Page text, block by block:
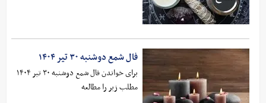
فال شمع دوشنبه ۳۰ تیر ۱۴۰۴
برای خواندن فال شمع دوشنبه ۳۰ تیر ۱۴۰۴
مطلب زیر را مطالعه